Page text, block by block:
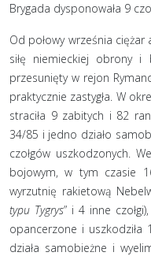
Brygada dysponowała 9
Od połowy września
siłę niemieckiej obrony i
przesunięty w rejon
praktycznie zastygła. W
straciła 9 zabitych i 82
34/85 i jedno działo
czołgów uszkodzonych.
bojowym, w tym czasie
wyrzutnię rakietową
typu Tygrys” i 4 inne
opancerzone i uszkodziła
działa samobieżne i